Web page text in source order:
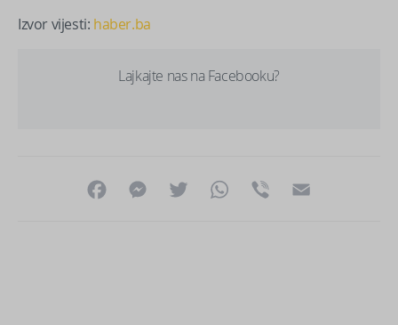
Izvor vijesti: haber.ba
Lajkajte nas na Facebooku?
FacebookMessenger
Twitter WhatsApp
Viber